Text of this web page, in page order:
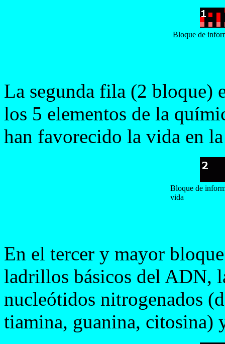
Bloque de
La segunda fila (2 bloque)
los 5 elementos de la
han favorecido la vida en
Bloque de
vida
En el tercer y mayor
ladrillos básicos del ADN,
nucleótidos nitrogenados
tiamina, guanina, citosina)